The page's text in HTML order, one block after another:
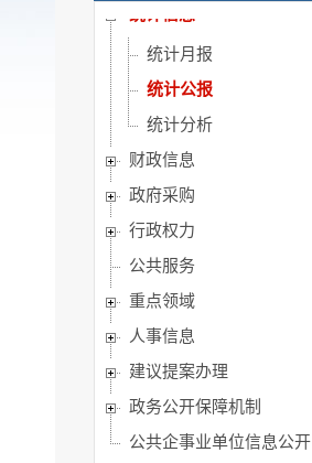
统计月报
统计公报
统计分析
财政信息
政府采购
行政权力
公共服务
重点领域
人事信息
建议提案办理
政务公开保障机制
公共企事业单位信息公开